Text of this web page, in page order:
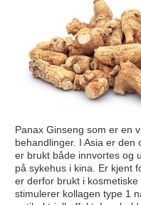
Panax Ginseng som er en
behandlinger. I Asia er den
er brukt både innvortes og
på sykehus i kina. Er kjent
er derfor brukt i
stimulerer kollagen type 1